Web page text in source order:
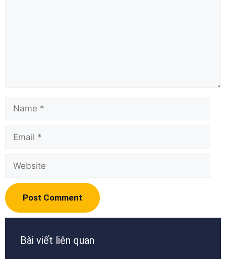
Name
Email
Website
Bài viết liên quan